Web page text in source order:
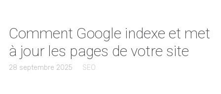
Comment Google indexe et met
à jour les pages de votre site
28 septembre 2025 SEO